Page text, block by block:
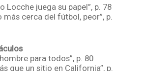
Locche juega su papel”, p. 78
más cerca del fútbol, peor”, p.
para todos”, p. 80
que un sitio en California”, p.